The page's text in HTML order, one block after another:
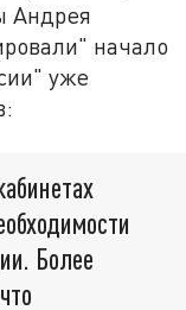
Андрея
начало
уже
Более